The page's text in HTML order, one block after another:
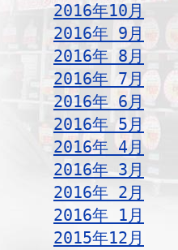
2016年10月
2016年 9月
2016年 8月
2016年 7月
2016年 6月
2016年 5月
2016年 4月
2016年 3月
2016年 2月
2016年 1月
2015年12月